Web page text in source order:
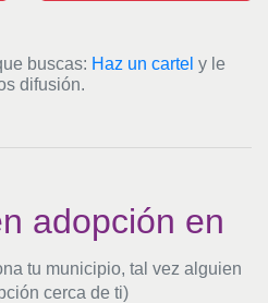
buscas: Haz un cartel y le
difusión.
adopción en
tu municipio, tal vez alguien
cerca de ti)